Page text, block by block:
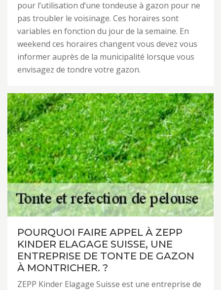
pour l’utilisation d’une tondeuse à gazon pour ne
pas troubler le voisinage. Ces horaires sont
variables en fonction du jour de la semaine. En
weekend ces horaires changent vous devez vous
informer auprès de la municipalité lorsque vous
envisagez de tondre votre gazon.
POURQUOI FAIRE APPEL À ZEPP
KINDER ELAGAGE SUISSE, UNE
ENTREPRISE DE TONTE DE GAZON
À MONTRICHER. ?
ZEPP Kinder Elagage Suisse est une entreprise de